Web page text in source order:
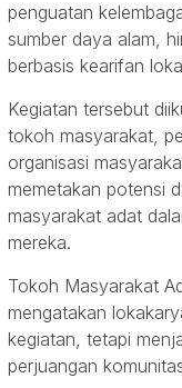
penguatan
sumber daya alam,
berbasis kearifan
Kegiatan tersebut
tokoh masyarakat,
organisasi
memetakan potensi
masyarakat adat
mereka.
Tokoh Masyarakat
mengatakan
kegiatan, tetapi
perjuangan